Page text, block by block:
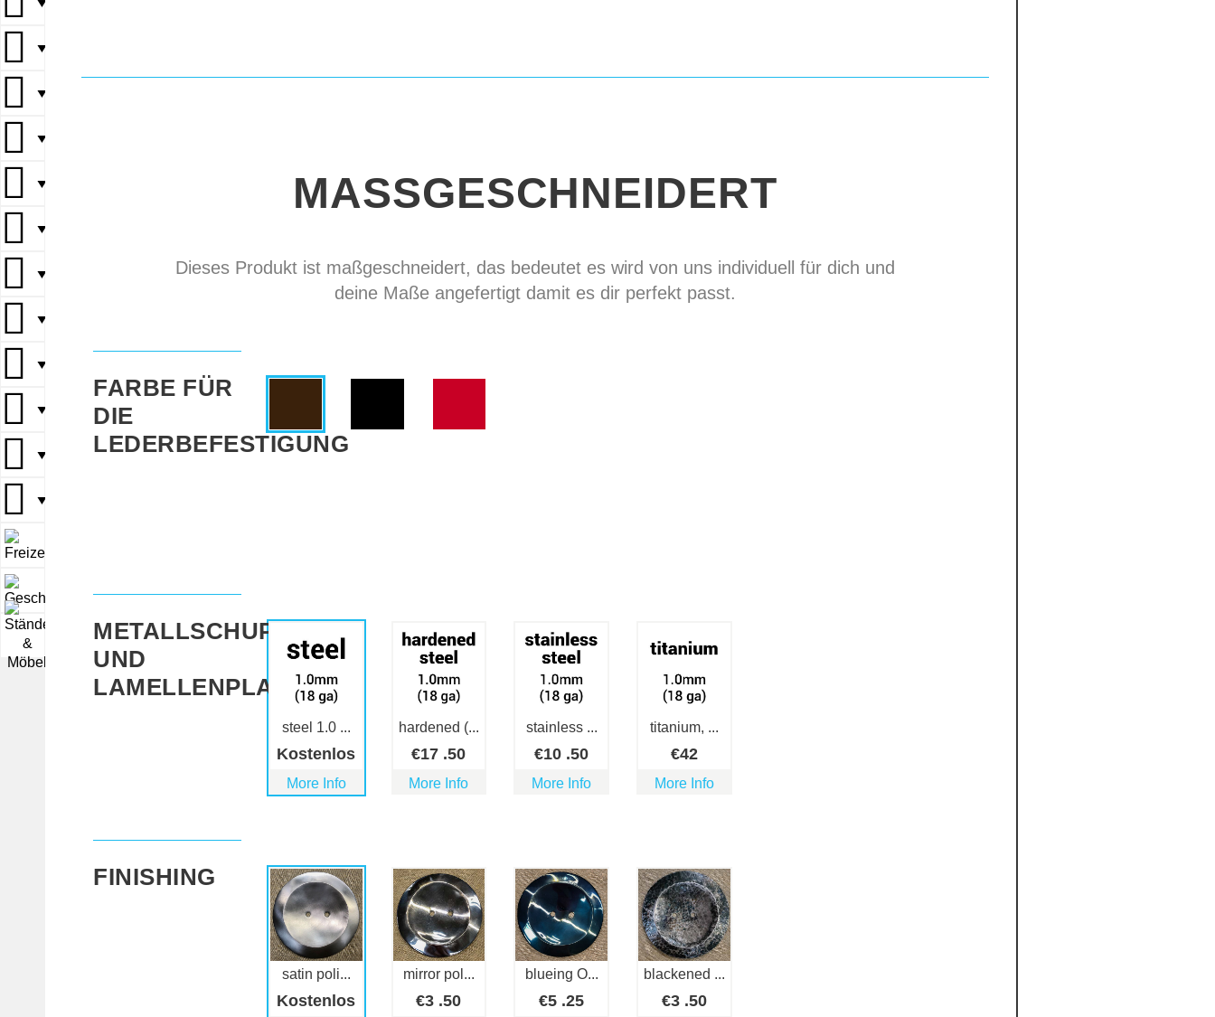
▼
▼
▼
▼
▼
▼
▼
▼
▼
▼
▼
▼
MASSGESCHNEIDERT
Dieses Produkt ist maßgeschneidert, das bedeutet es wird von uns individuell für dich und
deine Maße angefertigt damit es dir perfekt passt.
FARBE FÜR
DIE
LEDERBEFESTIGUNG
METALLSCHUPPEN
UND
LAMELLENPLATTEN
steel 1.0 ...
Kostenlos
More Info
hardened (...
€17 .50
More Info
stainless ...
€10 .50
More Info
titanium, ...
€42
More Info
FINISHING
satin poli...
Kostenlos
mirror pol...
€3 .50
blueing O...
€5 .25
blackened ...
€3 .50